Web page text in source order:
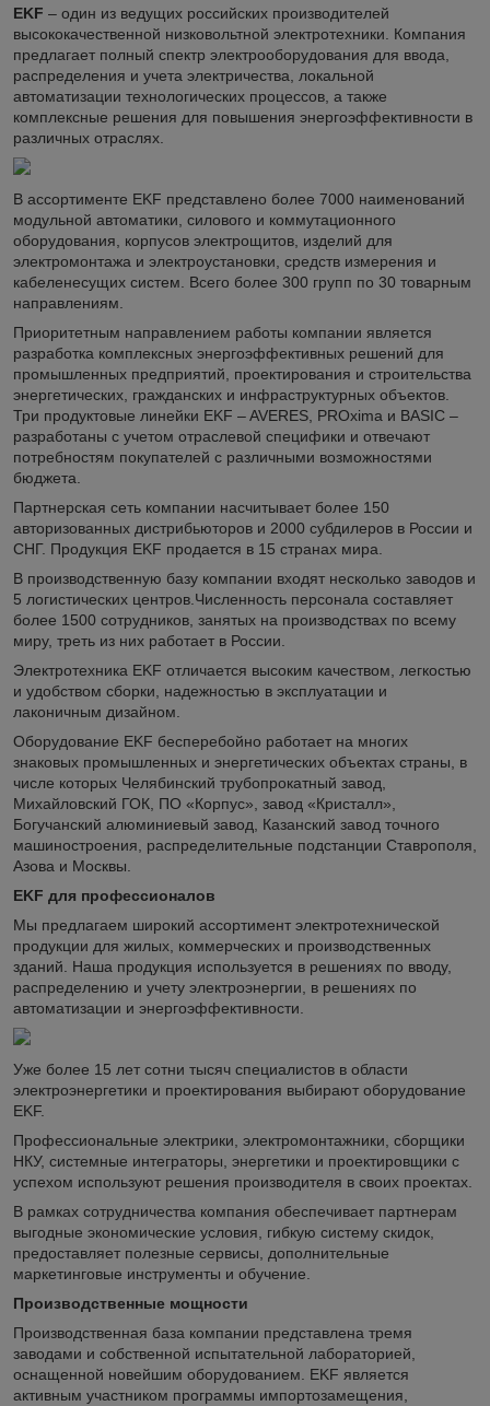
EKF – один из ведущих российских производителей
высококачественной низковольтной электротехники. Компания
предлагает полный спектр электрооборудования для ввода,
распределения и учета электричества, локальной
автоматизации технологических процессов, а также
комплексные решения для повышения энергоэффективности в
различных отраслях.
В ассортименте EKF представлено более 7000 наименований
модульной автоматики, силового и коммутационного
оборудования, корпусов электрощитов, изделий для
электромонтажа и электроустановки, средств измерения и
кабеленесущих систем. Всего более 300 групп по 30 товарным
направлениям.
Приоритетным направлением работы компании является
разработка комплексных энергоэффективных решений для
промышленных предприятий, проектирования и строительства
энергетических, гражданских и инфраструктурных объектов.
Три продуктовые линейки EKF – AVERES, PROxima и BASIC –
разработаны с учетом отраслевой специфики и отвечают
потребностям покупателей с различными возможностями
бюджета.
Партнерская сеть компании насчитывает более 150
авторизованных дистрибьюторов и 2000 субдилеров в России и
СНГ. Продукция EKF продается в 15 странах мира.
В производственную базу компании входят несколько заводов и
5 логистических центров.Численность персонала составляет
более 1500 сотрудников, занятых на производствах по всему
миру, треть из них работает в России.
Электротехника EKF отличается высоким качеством, легкостью
и удобством сборки, надежностью в эксплуатации и
лаконичным дизайном.
Оборудование EKF бесперебойно работает на многих
знаковых промышленных и энергетических объектах страны, в
числе которых Челябинский трубопрокатный завод,
Михайловский ГОК, ПО «Корпус», завод «Кристалл»,
Богучанский алюминиевый завод, Казанский завод точного
машиностроения, распределительные подстанции Ставрополя,
Азова и Москвы.
EKF для профессионалов
Мы предлагаем широкий ассортимент электротехнической
продукции для жилых, коммерческих и производственных
зданий. Наша продукция используется в решениях по вводу,
распределению и учету электроэнергии, в решениях по
автоматизации и энергоэффективности.
Уже более 15 лет сотни тысяч специалистов в области
электроэнергетики и проектирования выбирают оборудование
EKF.
Профессиональные электрики, электромонтажники, сборщики
НКУ, системные интеграторы, энергетики и проектировщики с
успехом используют решения производителя в своих проектах.
В рамках сотрудничества компания обеспечивает партнерам
выгодные экономические условия, гибкую систему скидок,
предоставляет полезные сервисы, дополнительные
маркетинговые инструменты и обучение.
Производственные мощности
Производственная база компании представлена тремя
заводами и собственной испытательной лабораторией,
оснащенной новейшим оборудованием. EKF является
активным участником программы импортозамещения,